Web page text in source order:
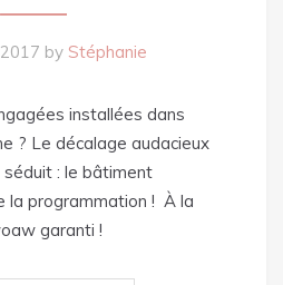
by Stéphanie
installées dans
? Le décalage audacieux
: le bâtiment
la programmation ! À la
garanti !